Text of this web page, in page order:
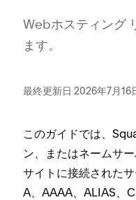
Webホステ⁠ィング
ます⁠。
最終更新日 2026年7月16
このガイドでは⁠、
ン⁠、またはネ⁠ームサ⁠
サイトに接続された
A⁠、AAAA⁠、ALIAS⁠、